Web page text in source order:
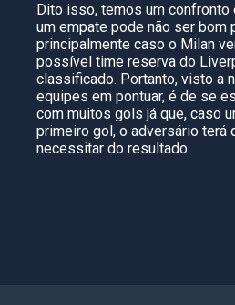
Dito isso, temos um confronto
um empate pode não ser bom
principalmente caso o Milan
possível time reserva do
classificado. Portanto, visto a
equipes em pontuar, é de se
com muitos gols já que, caso
primeiro gol, o adversário terá
necessitar do resultado.